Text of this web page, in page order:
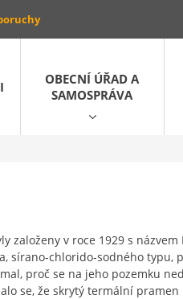
OBECNÍ ÚŘAD A
SAMOSPRÁVA
založeny v roce 1929 s
sírano-chlorido-sodného typu,
proč se na jeho pozemku
se, že skrytý termální